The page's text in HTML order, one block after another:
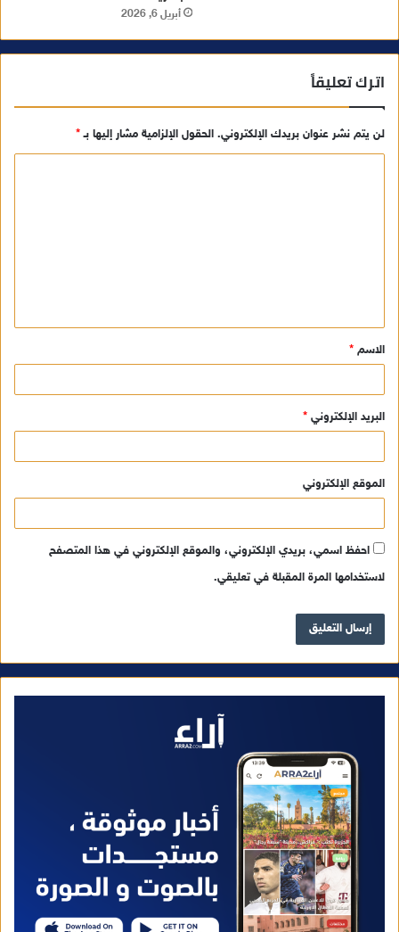
أبريل 6, 2026
اترك تعليقاً
لن يتم نشر عنوان بريدك الإلكتروني. الحقول الإلزامية مشار إليها بـ*
ق
*
الاسم *
البريد الإلكتروني *
الموقع الإلكتروني
احفظ اسمي، بريدي الإلكتروني، والموقع الإلكتروني في هذا المتصفح
لاستخدامها المرة المقبلة في تعليقي.